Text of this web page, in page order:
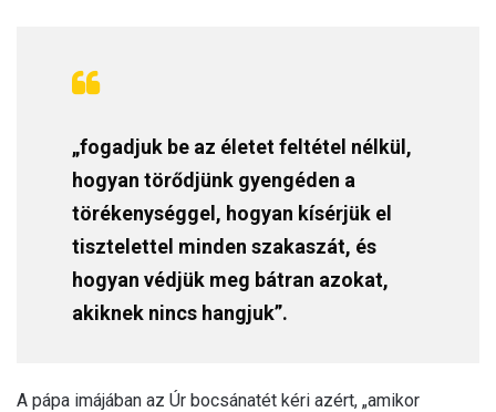
„fogadjuk be az életet feltétel nélkül,
hogyan törődjünk gyengéden a
törékenységgel, hogyan kísérjük el
tisztelettel minden szakaszát, és
hogyan védjük meg bátran azokat,
akiknek nincs hangjuk”.
A pápa imájában az Úr bocsánatét kéri azért, „amikor